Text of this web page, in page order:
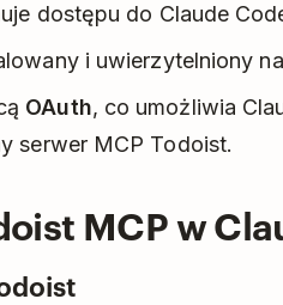
dostępu do Claude
i uwierzytelniony
OAuth, co umożliwia
serwer MCP Todoist.
MCP w